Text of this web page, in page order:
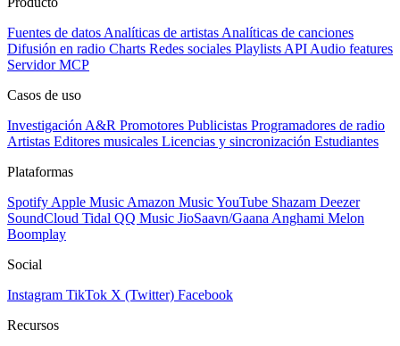
Fuentes de datos Analíticas de artistas Analíticas de canciones
Difusión en radio Charts Redes sociales Playlists API Audio features
Servidor MCP
Casos de uso
Investigación A&R Promotores Publicistas Programadores de radio
Artistas Editores musicales Licencias y sincronización Estudiantes
Plataformas
Spotify Apple Music Amazon MusicYouTube Shazam Deezer
SoundCloud Tidal QQ Music JioSaavn/Gaana Anghami Melon
Boomplay
Social
Instagram TikTok X (Twitter) Facebook
Recursos